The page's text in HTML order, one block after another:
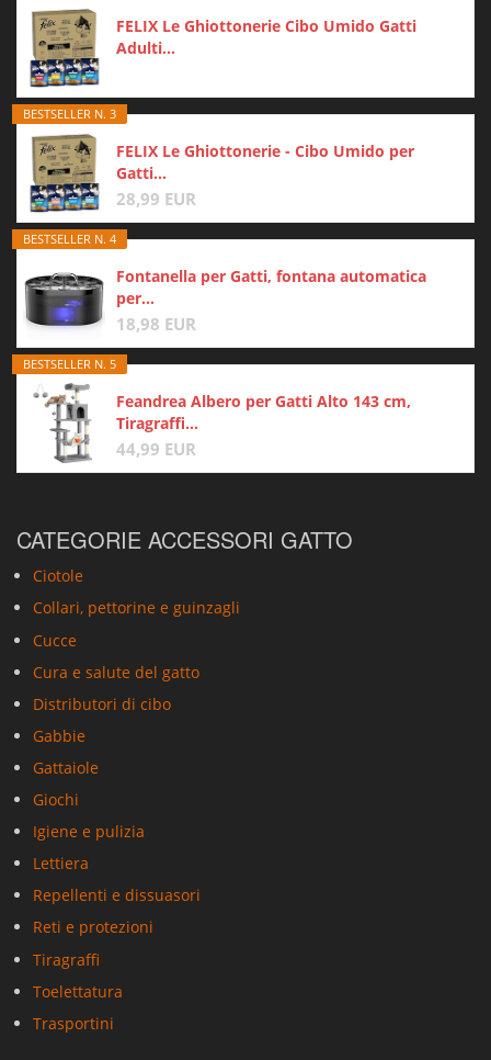
FELIX Le Ghiottonerie Cibo Umido Gatti
Adulti...
BESTSELLER N. 3
FELIX Le Ghiottonerie - Cibo Umido per
Gatti...
28,99 EUR
BESTSELLER N. 4
Fontanella per Gatti, fontana automatica
per...
18,98 EUR
BESTSELLER N. 5
Feandrea Albero per Gatti Alto 143 cm,
Tiragraffi...
44,99 EUR
CATEGORIE ACCESSORI GATTO
Ciotole
Collari, pettorine e guinzagli
Cucce
Cura e salute del gatto
Distributori di cibo
Gabbie
Gattaiole
Giochi
Igiene e pulizia
Lettiera
Repellenti e dissuasori
Reti e protezioni
Tiragraffi
Toelettatura
Trasportini